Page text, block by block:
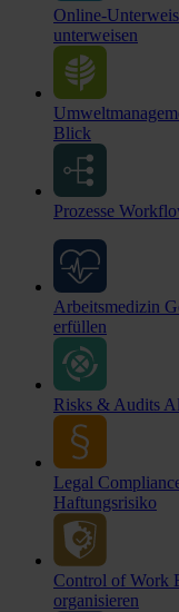
Online-
unterweisen
Blick
Prozesse
Arbeitsmedizin
erfüllen
Risks & Audits
Legal
Haftungsrisiko
Control of Work
organisieren